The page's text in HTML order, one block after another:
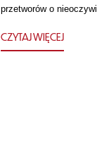
przetworów o
CZYTAJ WIĘCEJ